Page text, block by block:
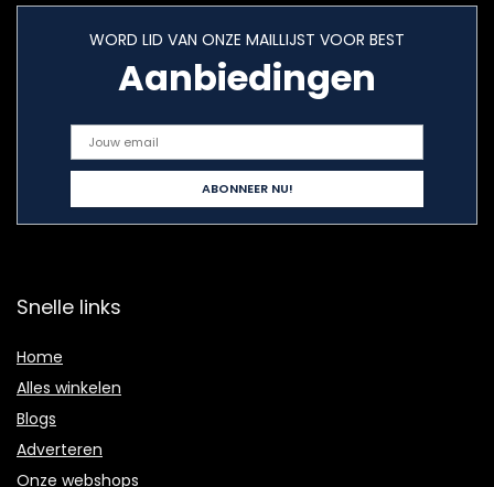
WORD LID VAN ONZE MAILLIJST VOOR BEST
Aanbiedingen
Snelle links
Home
Alles winkelen
Blogs
Adverteren
Onze webshops